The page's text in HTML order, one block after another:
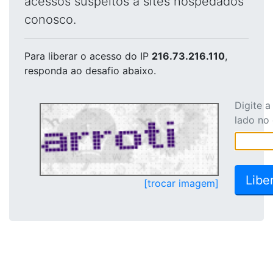
conosco.
Para liberar o acesso do IP 216.73.216.110,
responda ao desafio abaixo.
[trocar imagem]
Digite
lado no